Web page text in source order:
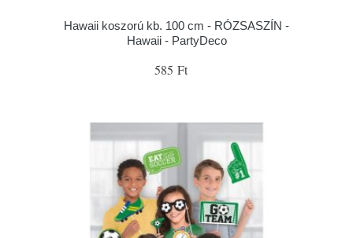
Hawaii koszorú kb. 100 cm - RÓZSASZÍN -
Hawaii - PartyDeco
585 Ft